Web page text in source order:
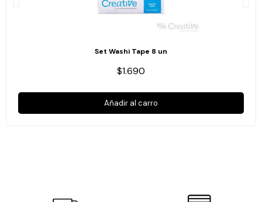
Set Washi Tape 8 un
$1.690
Añadir al carro